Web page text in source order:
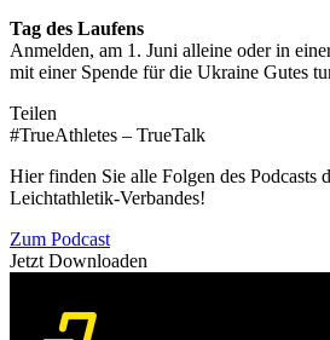
Tag des Laufens
Anmelden, am 1. Juni alleine oder in
mit einer Spende für die Ukraine Gutes
Teilen
#TrueAthletes – TrueTalk
Hier finden Sie alle Folgen des Podcasts
Leichtathletik-Verbandes!
Zum Podcast
Jetzt Downloaden